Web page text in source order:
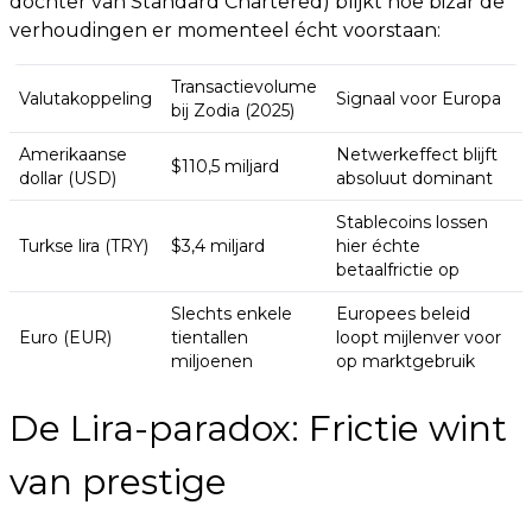
verhoudingen er momenteel écht voorstaan:
Valutakoppeling
Transactievolume
bij Zodia (2025)
Signaal voor Europa
Amerikaanse
dollar (USD)
$110,5 miljard
Netwerkeffect blijft
absoluut dominant
Turkse lira (TRY) $3,4 miljard
Stablecoins lossen
hier échte
betaalfrictie op
Euro (EUR)
Slechts enkele
tientallen
miljoenen
Europees beleid
loopt mijlenver voor
op marktgebruik
De Lira-paradox: Frictie wint
van prestige